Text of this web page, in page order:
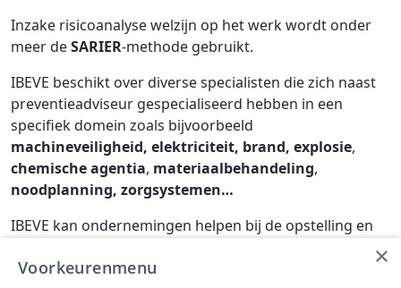
Inzake risicoanalyse welzijn op het werk wordt onder
meer deSARIER-methode gebruikt.
IBEVE beschikt over diverse specialisten die zich naast
preventieadviseur gespecialiseerd hebben in een
specifiek domein zoals bijvoorbeeld
machineveiligheid, elektriciteit, brand, explosie,
chemische agentia, materiaalbehandeling,
noodplanning, zorgsystemen…
IBEVE kan ondernemingen helpen bij de opstelling en
VCA.×
Voorkeurenmenu